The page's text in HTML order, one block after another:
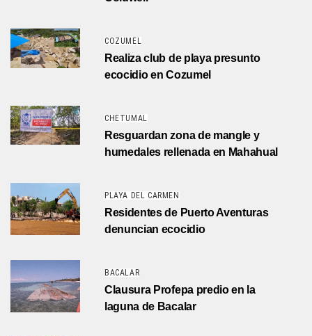
COZUMEL
Realiza club de playa presunto
ecocidio en Cozumel
CHETUMAL
Resguardan zona de mangle y
humedales rellenada en Mahahual
PLAYA DEL CARMEN
Residentes de Puerto Aventuras
denuncian ecocidio
BACALAR
Clausura Profepa predio en la
laguna de Bacalar